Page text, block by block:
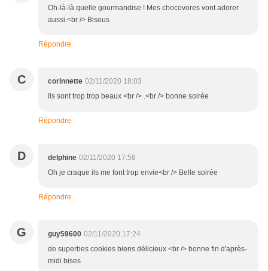
Oh-là-là quelle gourmandise ! Mes chocovores vont adorer
aussi.<br /> Bisous
Répondre
C corinnette 02/11/2020 18:03
ils sont trop trop beaux <br /> .<br /> bonne soirée
Répondre
D delphine 02/11/2020 17:58
Oh je craque ils me font trop envie<br /> Belle soirée
Répondre
G guy59600 02/11/2020 17:24
de superbes cookies biens délicieux <br /> bonne fin d'après-
midi bises